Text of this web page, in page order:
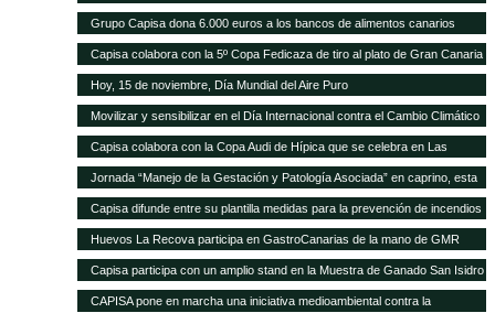
información pública.
Grupo Capisa dona 6.000 euros a los bancos de alimentos canarios
Capisa colabora con la 5º Copa Fedicaza de tiro al plato de Gran Canaria
Hoy, 15 de noviembre, Día Mundial del Aire Puro
Movilizar y sensibilizar en el Día Internacional contra el Cambio Climático
Capisa colabora con la Copa Audi de Hípica que se celebra en Las
Palmas
Jornada “Manejo de la Gestación y Patología Asociada” en caprino, esta
tarde en el Aula Ganadera de Grupo Capisa
Capisa difunde entre su plantilla medidas para la prevención de incendios
Huevos La Recova participa en GastroCanarias de la mano de GMR
Capisa participa con un amplio stand en la Muestra de Ganado San Isidro
Labrador de Uga, en Lanzarote
CAPISA pone en marcha una iniciativa medioambiental contra la